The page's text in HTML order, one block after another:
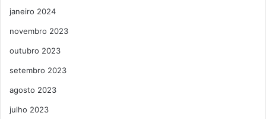
janeiro 2024
novembro 2023
outubro 2023
setembro 2023
agosto 2023
julho 2023